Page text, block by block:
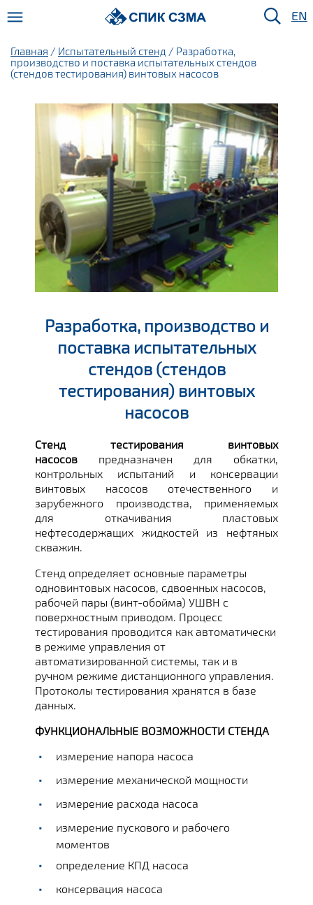
EN
Главная / Испытательный стенд / Разработка,
производство и поставка испытательных стендов
(стендов тестирования) винтовых насосов
Разработка, производство и
поставка испытательных
стендов (стендов
тестирования) винтовых
насосов
Стенд тестирования винтовых
насосов предназначен для обкатки,
контрольных испытаний и консервации
винтовых насосов отечественного и
зарубежного производства, применяемых
для откачивания пластовых
нефтесодержащих жидкостей из нефтяных
скважин.
Стенд определяет основные параметры
одновинтовых насосов, сдвоенных насосов,
рабочей пары (винт-обойма) УШВН с
поверхностным приводом. Процесс
тестирования проводится как автоматически
в режиме управления от
автоматизированной системы, так и в
ручном режиме дистанционного управления.
Протоколы тестирования хранятся в базе
данных.
ФУНКЦИОНАЛЬНЫЕ ВОЗМОЖНОСТИ СТЕНДА
измерение напора насоса
измерение механической мощности
измерение расхода насоса
измерение пускового и рабочего
моментов
определение КПД насоса
консервация насоса